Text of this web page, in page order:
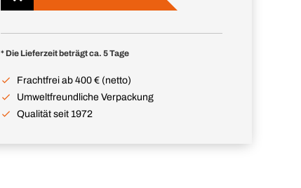
* Die Lieferzeit beträgt ca. 5 Tage
Frachtfrei ab 400 € (netto)
Umweltfreundliche Verpackung
Qualität seit 1972